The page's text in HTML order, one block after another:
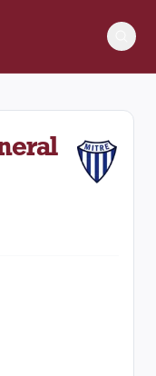
Mitre disputado el